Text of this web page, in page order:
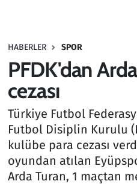
HABERLER SPOR
PFDK'dan
cezası
Türkiye Futbol
Futbol Disiplin Kurulu
kulübe para cezası
oyundan atılan
Arda Turan, 1 maçtan
Haber
Kurumsal Haberler
Lezzet Durağı
Memur ve Kamu